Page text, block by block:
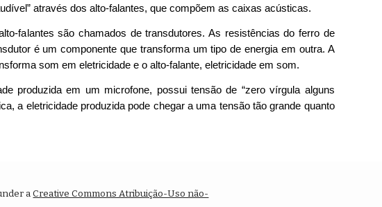
através dos alto-falantes, que compõem as caixas acústicas.
falantes são chamados de transdutores. As resistências do ferro de
é um componente que transforma um tipo de energia em outra. A
som em eletricidade e o alto-falante, eletricidade em som.
produzida em um microfone, possui tensão de “zero vírgula alguns
a eletricidade produzida pode chegar a uma tensão tão grande quanto
a Creative Commons Atribuição-Uso não-